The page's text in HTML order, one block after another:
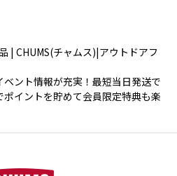
| CHUMS(チャムス)|アウトドアフ
ント情報が充実！最短当日発送で
イントを貯めて会員限定特典も楽